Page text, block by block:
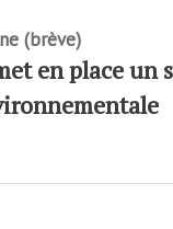
(brève)
en place un